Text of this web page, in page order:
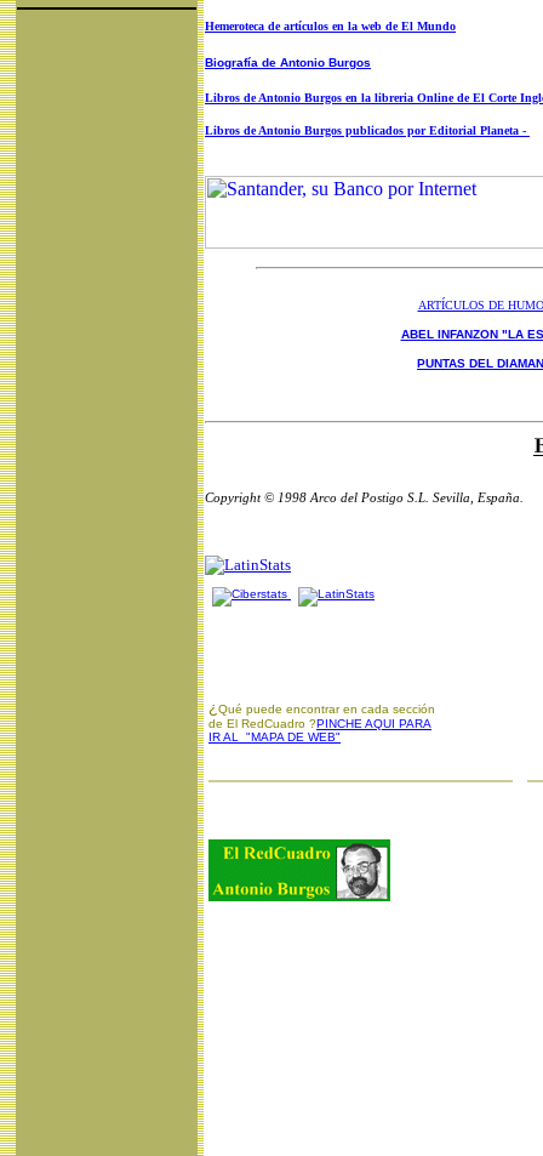
Hemeroteca de artículos en la web de El Mundo
Biografía de Antonio Burgos
Libros de Antonio Burgos en la libreria Online de El Corte
Libros de Antonio Burgos publicados por Editorial Planeta -
ARTÍCULOS DE
ABEL INFANZON "LA
PUNTAS DEL
Copyright © 1998 Arco del Postigo S.L. Sevilla, España.
¿ Qué puede encontrar en cada sección
de El RedCuadro ?PINCHE AQUI PARA
IR AL "MAPA DE WEB"